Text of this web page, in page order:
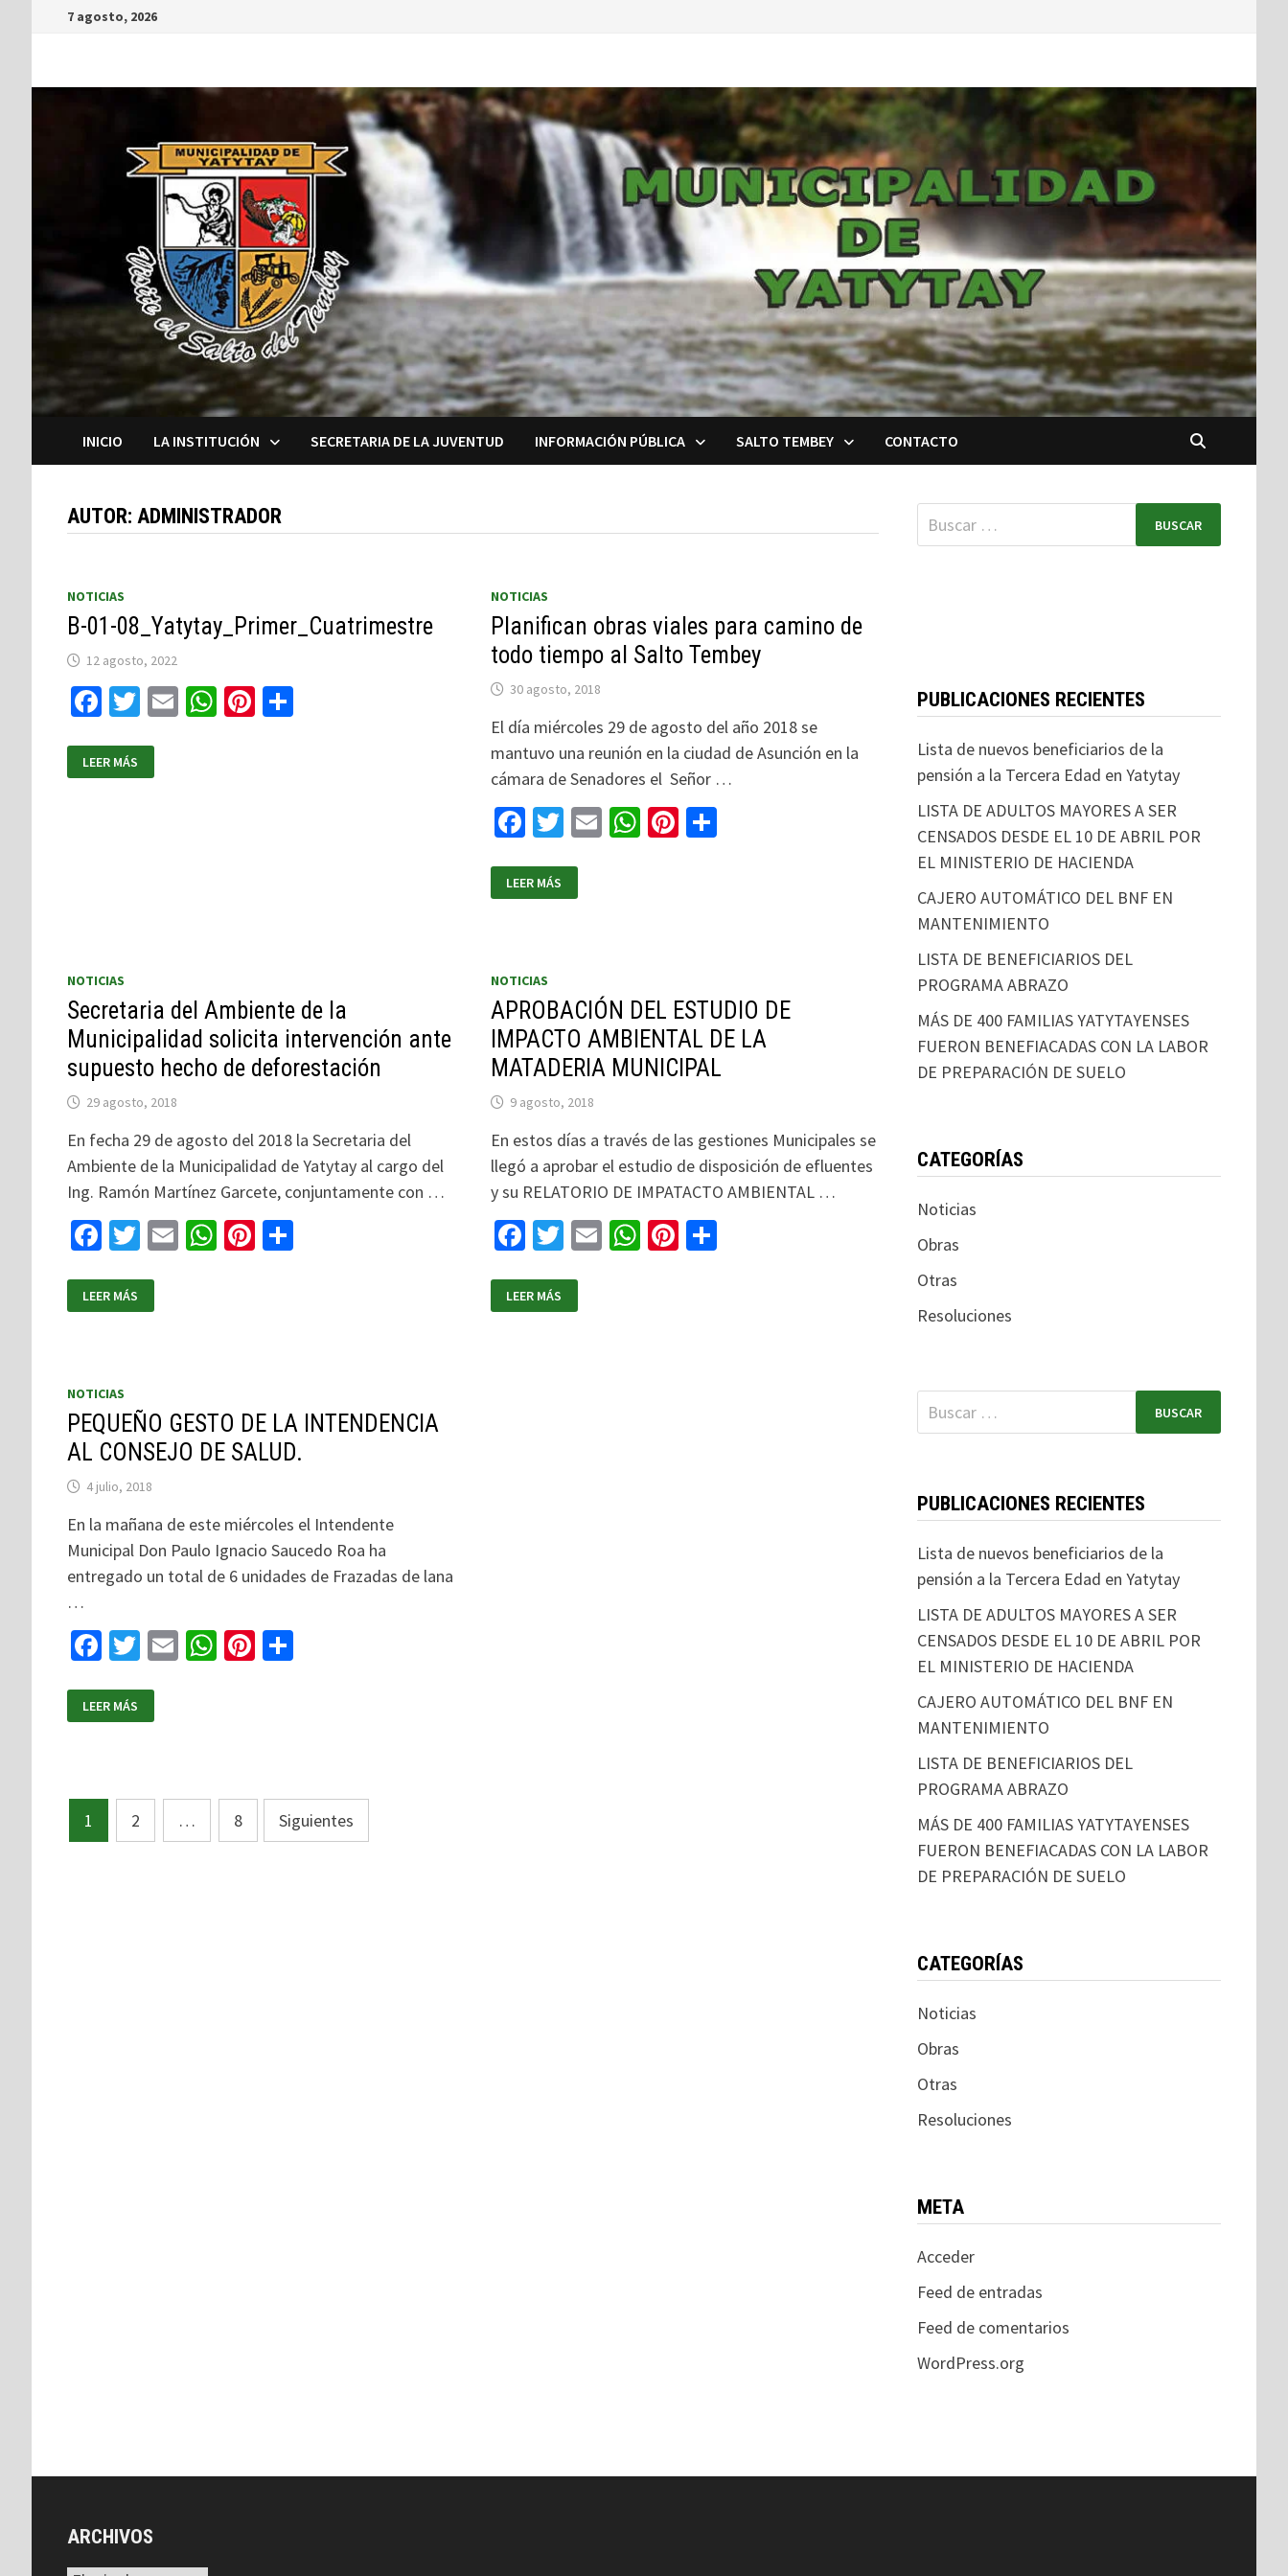
7 agosto, 2026
INICIO LA INSTITUCIÓN SECRETARIA DE LA JUVENTUD INFORMACIÓN PÚBLICA SALTO TEMBEY CONTACTO
AUTOR: ADMINISTRADOR
NOTICIAS
B-01-08_Yatytay_Primer_Cuatrimestre
12 agosto, 2022
Facebook
Twitter
EmailWhatsApp
Pinterest
Compartir
LEER MÁS
NOTICIAS
Planifican obras viales para camino de
todo tiempo al Salto Tembey
30 agosto, 2018
El día miércoles 29 de agosto del año 2018 se
mantuvo una reunión en la ciudad de Asunción en la
cámara de Senadores el Señor …
Facebook
Twitter
EmailWhatsApp
Pinterest
Compartir
LEER MÁS
NOTICIAS
Secretaria del Ambiente de la
Municipalidad solicita intervención ante
supuesto hecho de deforestación
29 agosto, 2018
En fecha 29 de agosto del 2018 la Secretaria del
Ambiente de la Municipalidad de Yatytay al cargo del
Ing. Ramón Martínez Garcete, conjuntamente con …
Facebook
Twitter
EmailWhatsApp
Pinterest
Compartir
LEER MÁS
NOTICIAS
APROBACIÓN DEL ESTUDIO DE
IMPACTO AMBIENTAL DE LA
MATADERIA MUNICIPAL
9 agosto, 2018
En estos días a través de las gestiones Municipales se
llegó a aprobar el estudio de disposición de efluentes
y su RELATORIO DE IMPATACTO AMBIENTAL …
Facebook
Twitter
EmailWhatsApp
Pinterest
Compartir
LEER MÁS
NOTICIAS
PEQUEÑO GESTO DE LA INTENDENCIA
AL CONSEJO DE SALUD.
4 julio, 2018
En la mañana de este miércoles el Intendente
Municipal Don Paulo Ignacio Saucedo Roa ha
entregado un total de 6 unidades de Frazadas de lana
…
Facebook
Twitter
EmailWhatsApp
Pinterest
Compartir
LEER MÁS
1 2 … 8 Siguientes
PUBLICACIONES RECIENTES
Lista de nuevos beneficiarios de la
pensión a la Tercera Edad en Yatytay
LISTA DE ADULTOS MAYORES A SER
CENSADOS DESDE EL 10 DE ABRIL POR
EL MINISTERIO DE HACIENDA
CAJERO AUTOMÁTICO DEL BNF EN
MANTENIMIENTO
LISTA DE BENEFICIARIOS DEL
PROGRAMA ABRAZO
MÁS DE 400 FAMILIAS YATYTAYENSES
FUERON BENEFIACADAS CON LA LABOR
DE PREPARACIÓN DE SUELO
CATEGORÍAS
Noticias
Obras
Otras
Resoluciones
PUBLICACIONES RECIENTES
Lista de nuevos beneficiarios de la
pensión a la Tercera Edad en Yatytay
LISTA DE ADULTOS MAYORES A SER
CENSADOS DESDE EL 10 DE ABRIL POR
EL MINISTERIO DE HACIENDA
CAJERO AUTOMÁTICO DEL BNF EN
MANTENIMIENTO
LISTA DE BENEFICIARIOS DEL
PROGRAMA ABRAZO
MÁS DE 400 FAMILIAS YATYTAYENSES
FUERON BENEFIACADAS CON LA LABOR
DE PREPARACIÓN DE SUELO
CATEGORÍAS
Noticias
Obras
Otras
Resoluciones
META
Acceder
Feed de entradas
Feed de comentarios
WordPress.org
ARCHIVOS